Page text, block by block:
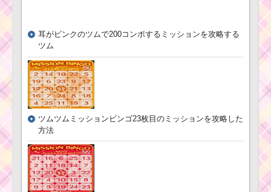
耳がピンクのツムで200コンボするミッションを攻略する
ツム
ツムツムミッションビンゴ23枚目のミッションを攻略した
方法